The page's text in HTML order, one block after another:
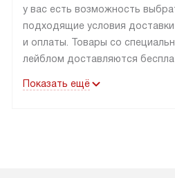
у вас есть возможность
подходящие условия доставки
и оплаты. Товары со
лейблом доставляются
до подъезда. Доставка за
Показать ещё